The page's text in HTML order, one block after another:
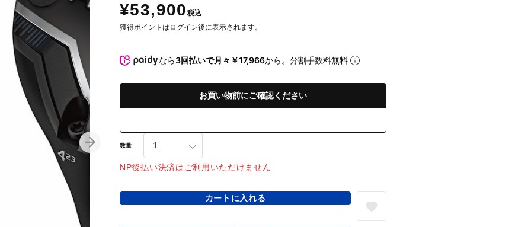
¥53,900 税込
獲得ポイントはログイン後に表示されます。
なら3回払いで月々￥17,966から。分割手数料無料
お買い物前にご確認ください
数量
NP後払い決済はご利用いただけません
カートに入れる